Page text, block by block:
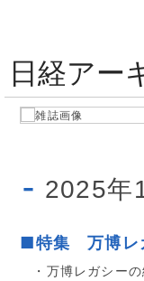
日経アー
2025年
■特集 万博レ
・万博レガシー